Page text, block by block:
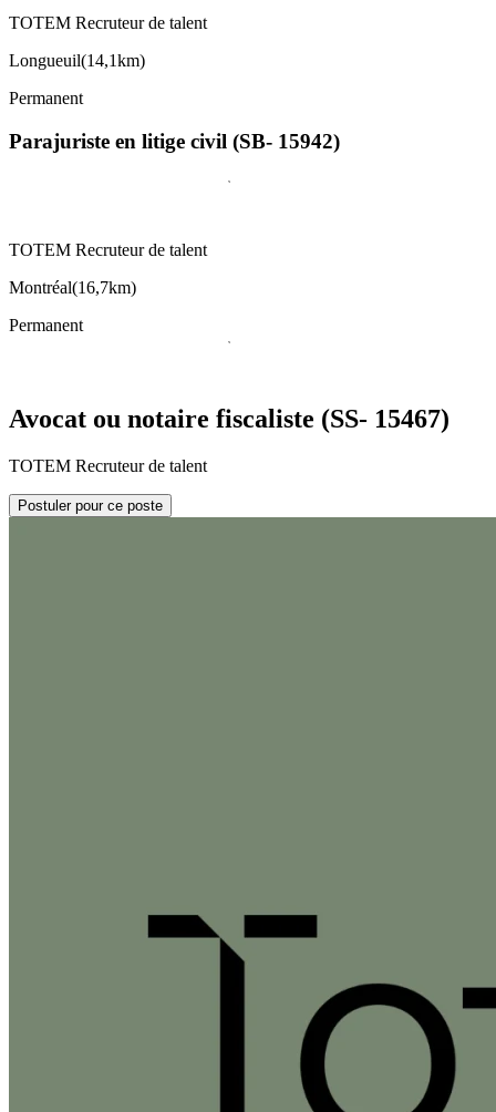
TOTEM Recruteur de talent
Longueuil(14,1km)
Permanent
Parajuriste en litige civil (SB- 15942)
TOTEM Recruteur de talent
Montréal(16,7km)
Permanent
Avocat ou notaire fiscaliste (SS- 15467)
TOTEM Recruteur de talent
Postuler pour ce poste